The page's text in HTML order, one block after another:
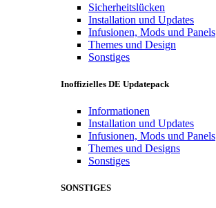
Sicherheitslücken
Installation und Updates
Infusionen, Mods und Panels
Themes und Design
Sonstiges
Inoffizielles DE Updatepack
Informationen
Installation und Updates
Infusionen, Mods und Panels
Themes und Designs
Sonstiges
SONSTIGES